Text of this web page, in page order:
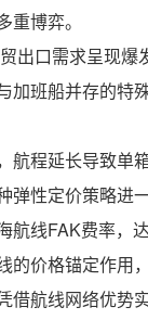
博弈。
口需求呈现
班船并存的特
程延长导致
性定价策略进
线FAK费率
价格锚定作用
航线网络优